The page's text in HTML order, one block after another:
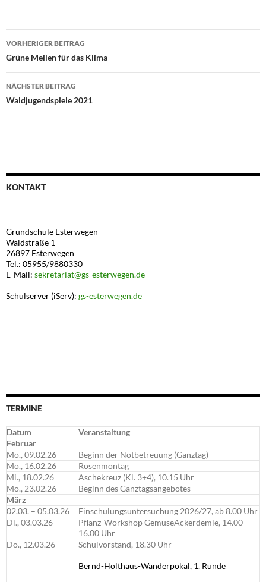
Beitragsnavigation
VORHERIGER BEITRAG
Grüne Meilen für das Klima
NÄCHSTER BEITRAG
Waldjugendspiele 2021
KONTAKT
Grundschule Esterwegen
Waldstraße 1
26897 Esterwegen
Tel.: 05955/9880330
E-Mail: sekretariat@gs-esterwegen.de
Schulserver (iServ): gs-esterwegen.de
TERMINE
Datum
Veranstaltung
Februar
Mo., 09.02.26
Beginn der Notbetreuung (Ganztag)
Mo., 16.02.26
Rosenmontag
Mi., 18.02.26
Aschekreuz (Kl. 3+4), 10.15 Uhr
Mo., 23.02.26
Beginn des Ganztagsangebotes
März
02.03. – 05.03.26
Einschulungsuntersuchung 2026/27, ab 8.00 Uhr
Di., 03.03.26
Pflanz-Workshop GemüseAckerdemie, 14.00-
16.00 Uhr
Do., 12.03.26
Schulvorstand, 18.30 Uhr
Bernd-Holthaus-Wanderpokal, 1. Runde